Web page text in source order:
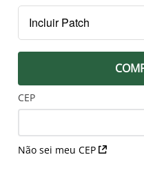
Kit Patrocínios
R$ 119,99
Incluir Patch
Patch Campeão
MANGA DIREITA
CEP
Não sei meu CEP